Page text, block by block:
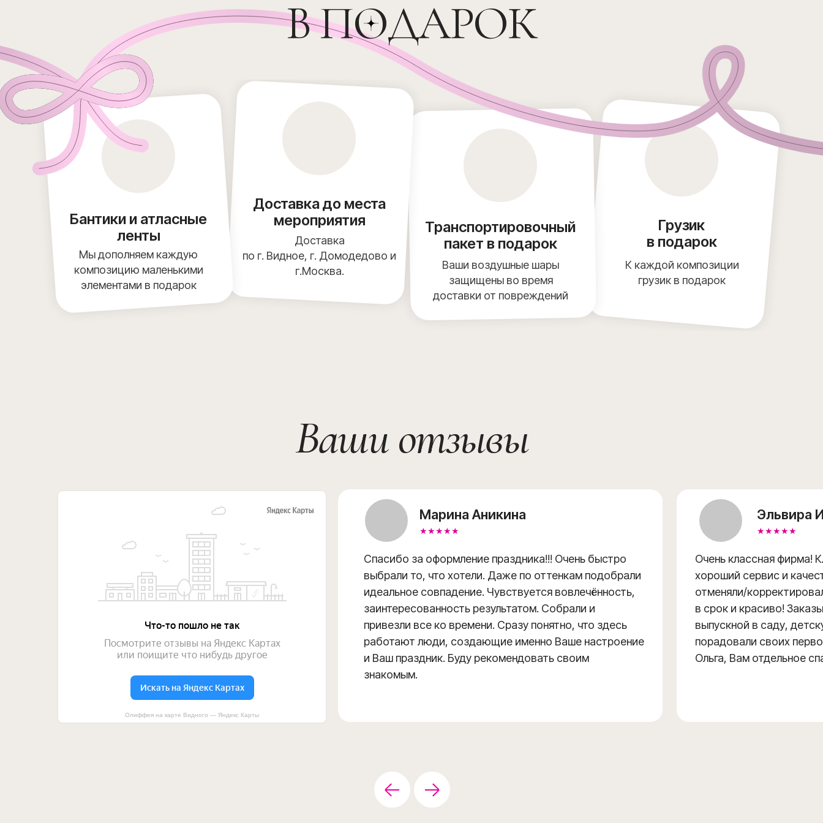
В ПОДАРОК
К каждой композиции
грузик в подарок
Грузик
в подарок
Ваши воздушные шары
защищены во время
доставки от повреждений
Транспортировочный
пакет в подарок
Доставка
по г. Видное, г. Домодедово и
г.Москва.
Доставка до места
мероприятия
Мы дополняем каждую
композицию маленькими
элементами в подарок
Бантики и атласные
ленты
Ваши отзывы
Марина Аникина
Спасибо за оформление праздника!!! Очень быстро
выбрали то, что хотели. Даже по оттенкам подобрали
идеальное совпадение. Чувствуется вовлечённость,
заинтересованность результатом. Собрали и
привезли все ко времени. Сразу понятно, что здесь
работают люди, создающие именно Ваше настроение
и Ваш праздник. Буду рекомендовать своим
знакомым.
★★★★★
Очень классная фирма!
хороший сервис и
отменяли/
в срок и красиво!
выпускной в саду,
порадовали своих
Ольга, Вам отдельное
★★★★★
Эльвира
Олиффея на карте Видного — Яндекс Карты